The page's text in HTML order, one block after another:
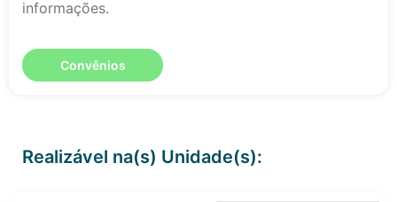
informações.
Convênios
Realizável na(s) Unidade(s):